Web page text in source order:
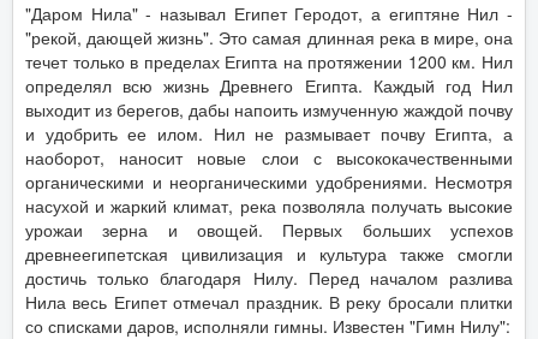
"Даром Нила" - называл Египет Геродот, а египтяне Нил -
"рекой, дающей жизнь". Это самая длинная река в мире, она
течет только в пределах Египта на протяжении 1200 км. Нил
определял всю жизнь Древнего Египта. Каждый год Нил
выходит из берегов, дабы напоить измученную жаждой почву
и удобрить ее илом. Нил не размывает почву Египта, а
наоборот, наносит новые слои с высококачественными
органическими и неорганическими удобрениями. Несмотря
насухой и жаркий климат, река позволяла получать высокие
урожаи зерна и овощей. Первых больших успехов
древнеегипетская цивилизация и культура также смогли
достичь только благодаря Нилу. Перед началом разлива
Нила весь Египет отмечал праздник. В реку бросали плитки
со списками даров, исполняли гимны. Известен "Гимн Нилу":